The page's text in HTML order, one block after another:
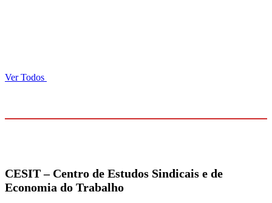
Ver Todos
CESIT – Centro de Estudos Sindicais e de
Economia do Trabalho